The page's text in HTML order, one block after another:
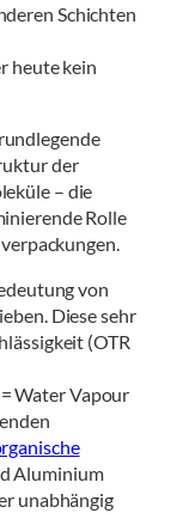
Schichten
heute kein
der
– die
Rolle
von
Diese sehr
(OTR
Water Vapour
Aluminium
unabhängig